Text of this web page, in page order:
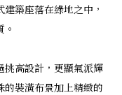
築座落在綠地之中，
挑高設計，更顯氣派輝
的裝潢布景加上精緻的